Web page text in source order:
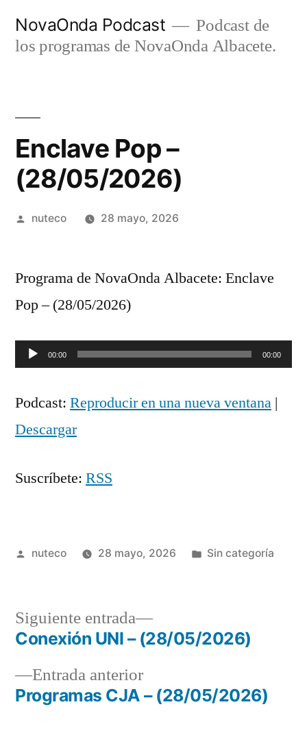
NovaOnda Podcast
Podcast de
los programas de NovaOnda Albacete.
Enclave Pop –
(28/05/2026)
Publicada
nuteco 28 mayo, 2026
Programa de NovaOnda Albacete: Enclave
Pop – (28/05/2026)
Reproductor
audio
00:00 00:00
Podcast: Reproducir en una nueva ventana |
Descargar
Suscríbete: RSS
Publicada
nuteco 28 mayo, 2026
Publicada
Sin categoría
Navegación
de
entradas
Entrada anteriorEntrada
anterior:
Programas CJA – (28/05/2026)
Siguiente entrada
Siguiente
entrada:
Conexión UNI – (28/05/2026)